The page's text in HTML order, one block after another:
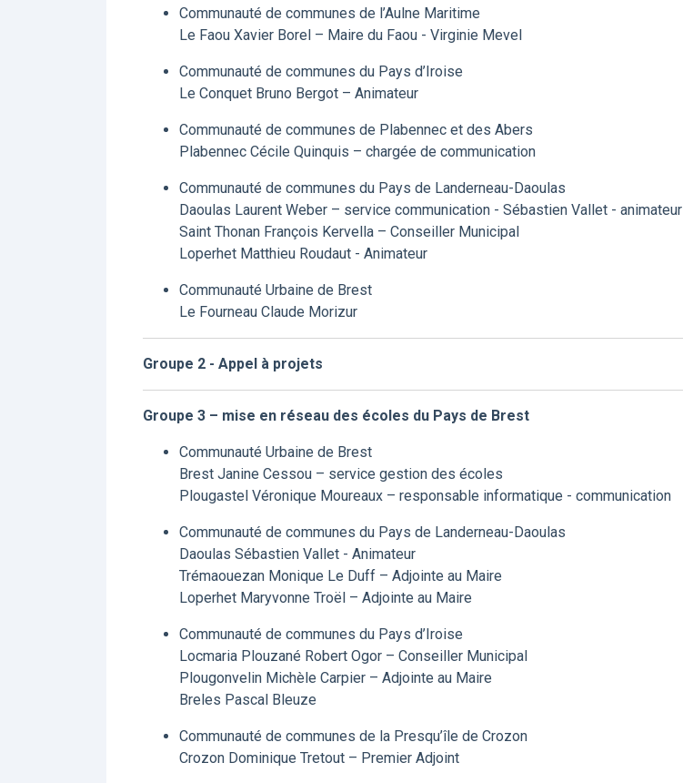
Communauté de communes de l’Aulne Maritime
Le Faou Xavier Borel – Maire du Faou - Virginie Mevel
Communauté de communes du Pays d’Iroise
Le Conquet Bruno Bergot – Animateur
Communauté de communes de Plabennec et des Abers
Plabennec Cécile Quinquis – chargée de communication
Communauté de communes du Pays de Landerneau-Daoulas
Daoulas Laurent Weber – service communication - Sébastien Vallet - animateur
Saint Thonan François Kervella – Conseiller Municipal
Loperhet Matthieu Roudaut - Animateur
Communauté Urbaine de Brest
Le Fourneau Claude Morizur
Groupe 2 - Appel à projets
Groupe 3 – mise en réseau des écoles du Pays de Brest
Communauté Urbaine de Brest
Brest Janine Cessou – service gestion des écoles
Plougastel Véronique Moureaux – responsable informatique - communication
Communauté de communes du Pays de Landerneau-Daoulas
Daoulas Sébastien Vallet - Animateur
Trémaouezan Monique Le Duff – Adjointe au Maire
Loperhet Maryvonne Troël – Adjointe au Maire
Communauté de communes du Pays d’Iroise
Locmaria Plouzané Robert Ogor – Conseiller Municipal
Plougonvelin Michèle Carpier – Adjointe au Maire
Breles Pascal Bleuze
Communauté de communes de la Presqu’île de Crozon
Crozon Dominique Tretout – Premier Adjoint